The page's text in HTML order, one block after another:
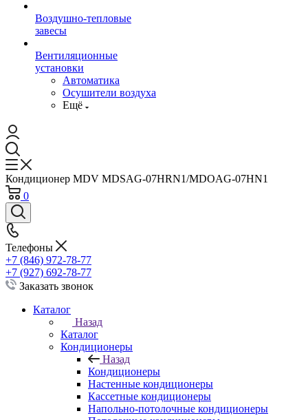
Воздушно-тепловые
завесы
Вентиляционные
установки
Автоматика
Осушители воздуха
Ещё
Кондиционер MDV MDSAG-07HRN1/MDOAG-07HN1
0
Телефоны
+7 (846) 972-78-77
+7 (927) 692-78-77
Заказать звонок
Каталог
Назад
Каталог
Кондиционеры
Назад
Кондиционеры
Настенные кондиционеры
Кассетные кондиционеры
Напольно-потолочные кондиционеры